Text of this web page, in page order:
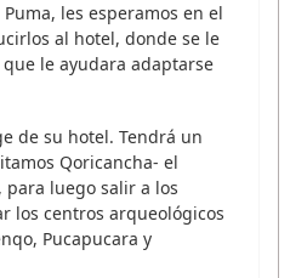
les esperamos en el
al hotel, donde se le
le ayudara adaptarse
de su hotel. Tendrá un
Qoricancha- el
para luego salir a los
los centros arqueológicos
Pucapucara y